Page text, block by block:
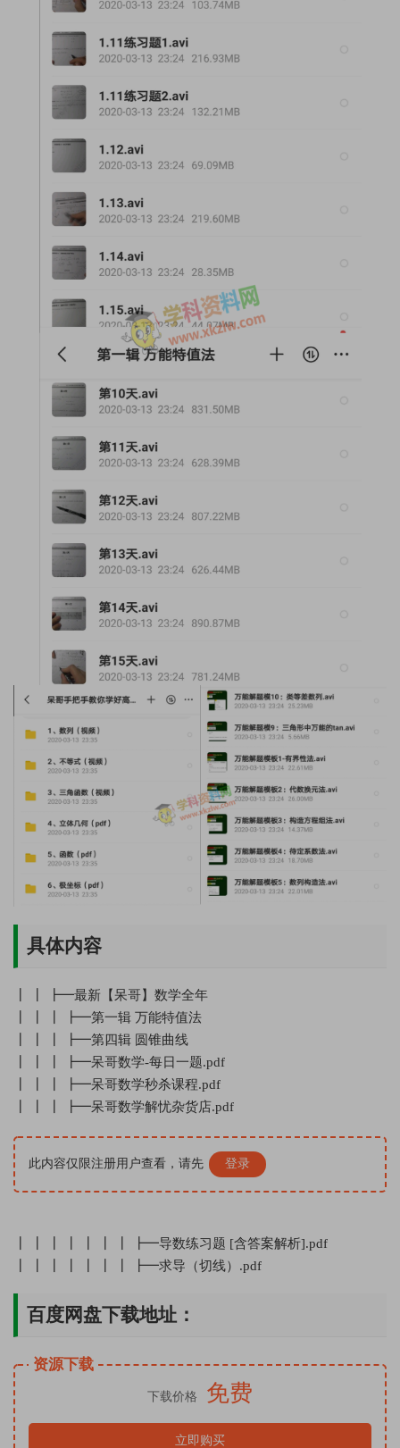
具体内容
┃ ┃ ┣━最新【呆哥】数学全年
┃ ┃ ┃ ┣━第一辑 万能特值法
┃ ┃ ┃ ┣━第四辑 圆锥曲线
┃ ┃ ┃ ┣━呆哥数学-每日一题.pdf
┃ ┃ ┃ ┣━呆哥数学秒杀课程.pdf
┃ ┃ ┃ ┣━呆哥数学解忧杂货店.pdf
此内容仅限注册用户查看，请先 登录
┃ ┃ ┃ ┃ ┃ ┃ ┃ ┣━导数练习题 [含答案解析].pdf
┃ ┃ ┃ ┃ ┃ ┃ ┃ ┣━求导（切线）.pdf
百度网盘下载地址：
资源下载
下载价格 免费
立即购买